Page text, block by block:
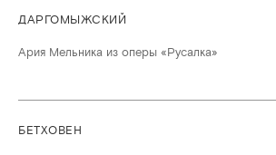
ДАРГОМЫЖСКИЙ
Ария Мельника из оперы «Русалка»
БЕТХОВЕН